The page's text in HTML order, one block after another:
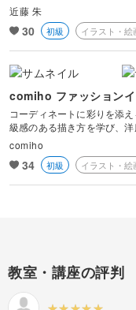
近藤 朱
30 初級 イラスト・絵
comiho ファッション
コーディネートに彩りを添
級感のある描き方を学び、洋
comiho
34 初級 イラスト・絵
教室・講座の評判